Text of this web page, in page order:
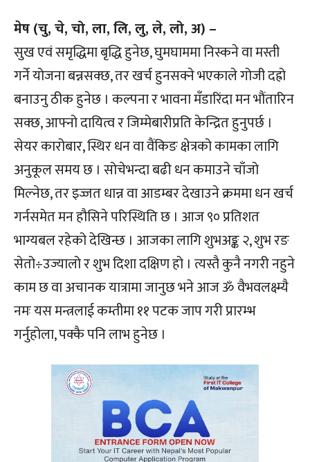
मेष (चु, चे, चो, ला, लि, लु, ले, लो, अ) –
सुख एवं समृद्धिमा बृद्धि हुनेछ, घुमघाममा निस्कने वा मस्ती
गर्ने योजना बन्नसक्छ, तर खर्च हुनसक्ने भएकाले गोजी दह्रो
बनाउनु ठीक हुनेछ । कल्पना र भावना मँडारिंदा मन भौंतारिन
सक्छ, आफ्नो दायित्व र जिम्मेबारीप्रति केन्द्रित हुनुपर्छ ।
सेयर कारोबार, स्थिर धन वा वैंकिङ क्षेत्रको कामका लागि
अनुकूल समय छ । सोचेभन्दा बढी धन कमाउने चाँजो
मिल्नेछ, तर इज्जत धान्न वा आडम्बर देखाउने क्रममा धन खर्च
गर्नसमेत मन हौसिने परिस्थिति छ । आज ९० प्रतिशत
भाग्यबल रहेको देखिन्छ । आजका लागि शुभअङ्क २, शुभ रङ
सेतो÷उज्यालो र शुभ दिशा दक्षिण हो । त्यस्तै कुनै नगरी नहुने
काम छ वा अचानक यात्रामा जानुछ भने आज ॐ वैभवलक्ष्म्यै
नमः यस मन्त्रलाई कम्तीमा ११ पटक जाप गरी प्रारम्भ
गर्नुहोला, पक्कै पनि लाभ हुनेछ ।